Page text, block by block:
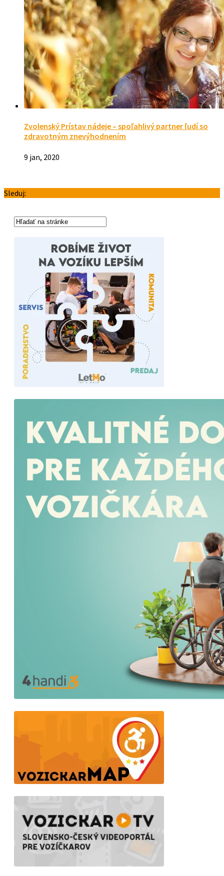
Zvolenský Prístav nádeje – spoľahlivý partner ľudí so
zdravotným znevýhodnením
9 jan, 2020
Sleduj: